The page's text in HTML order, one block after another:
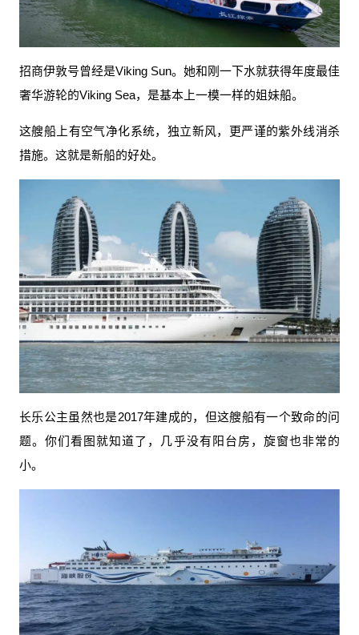
招商伊敦号曾经是Viking Sun。她和刚一下水就获得年度最佳
奢华游轮的Viking Sea，是基本上一模一样的姐妹船。
这艘船上有空气净化系统，独立新风，更严谨的紫外线消杀
措施。这就是新船的好处。
长乐公主虽然也是2017年建成的，但这艘船有一个致命的问
题。你们看图就知道了，几乎没有阳台房，旋窗也非常的
小。